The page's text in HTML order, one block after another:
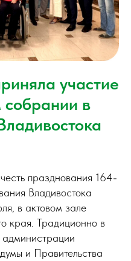
участие
собрании в
празднования 164-
Владивостока
в актовом зале
края. Традиционно в
администрации
и Правительства